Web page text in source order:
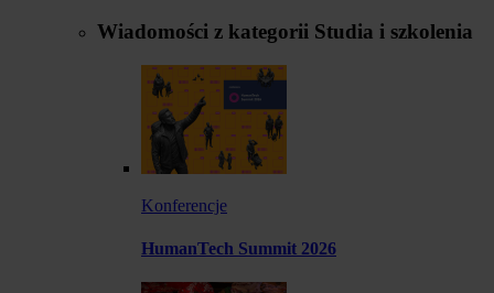
Wiadomości z kategorii Studia i szkolenia
Konferencje
HumanTech Summit 2026